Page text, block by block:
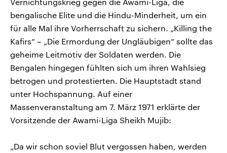
bengalische Elite und die Hindu-Minderheit, um ein
für alle Mal ihre Vorherrschaft zu sichern. „Killing the
Kafirs“ – „Die Ermordung der Ungläubigen“ sollte das
geheime Leitmotiv der Soldaten werden. Die
Bengalen hingegen fühlten sich um ihren Wahlsieg
betrogen und protestierten. Die Hauptstadt stand
unter Hochspannung. Auf einer
Massenveranstaltung am 7. März 1971 erklärte der
Vorsitzende der Awami-Liga Sheikh Mujib:
„Da wir schon soviel Blut vergossen haben, werden